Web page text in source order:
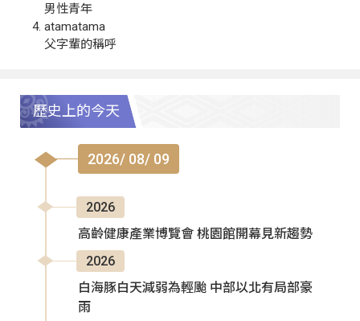
男性青年
atamatama
父字輩的稱呼
歷史上的今天
2026/ 08/ 09
2026
高齡健康產業博覽會 桃園館開幕見新趨勢
2026
白海豚白天減弱為輕颱 中部以北有局部豪
雨